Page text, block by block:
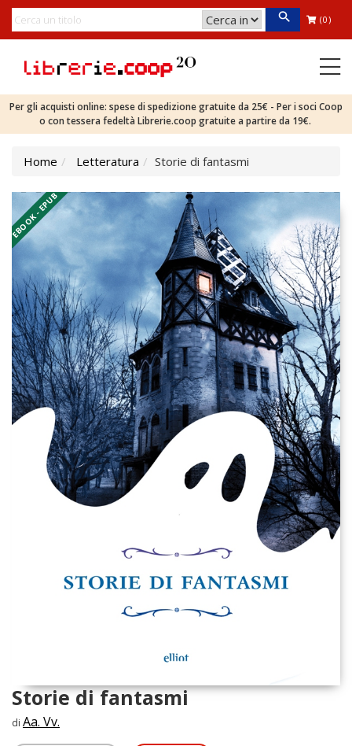
(0)
Per gli acquisti online: spese di spedizione gratuite da 25€ - Per i soci Coop
o con tessera fedeltà Librerie.coop gratuite a partire da 19€.
Home Letteratura Storie di fantasmi
EBOOK - EPUB
Storie di fantasmi
di Aa. Vv.